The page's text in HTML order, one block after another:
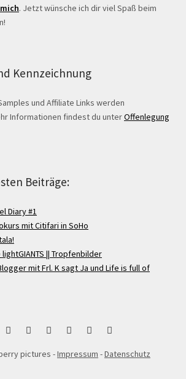
. Jetzt wünsche ich dir viel Spaß beim
Kennzeichnung
und Affiliate Links werden
Informationen findest du unterOffenlegung
Beiträge:
Diary #1
mit Citifari in SoHo
|| Tropfenbilder
mit Frl. K sagt Ja und Life is full of
FacebookGooglePinterestTwitterRSS
pictures -Impressum -Datenschutz